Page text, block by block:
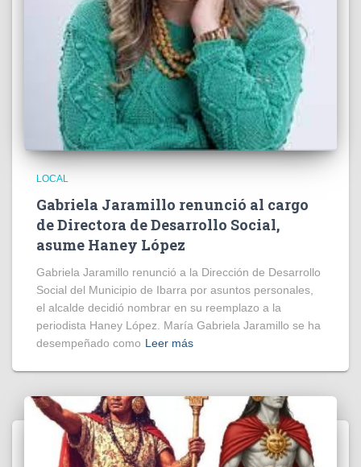
LOCAL
Gabriela Jaramillo renunció al cargo
de Directora de Desarrollo Social,
asume Haney López
Gabriela Jaramillo renunció a la Dirección de Desarrollo
Social del Municipio de Ibarra por asuntos personales,
el alcalde decidió nombrar en su reemplazo a la
periodista Haney López. María Gabriela Jaramillo se ha
desempeñado como Leer más